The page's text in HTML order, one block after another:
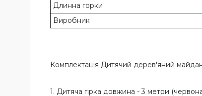
Длинна горки
Виробник
Комплектація Дитячий дерев'яний
1. Дитяча гірка довжина - 3 метри